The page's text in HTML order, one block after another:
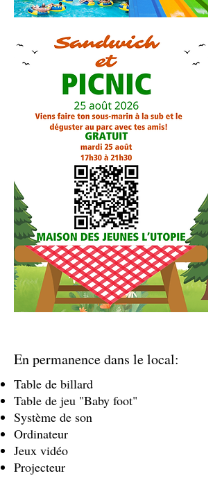
En permanence dans le local:
Table de billard
Table de jeu "Baby foot"
Système de son
Ordinateur
Jeux vidéo
Projecteur